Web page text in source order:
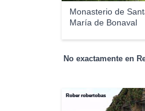
Monasterio de
María de Bonaval
No exactamente en
Rober robertobas